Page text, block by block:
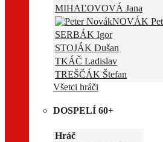
MIHAĽOVOVÁ Jana
NOVÁK
SERBÁK Igor
STOJÁK Dušan
TKÁČ Ladislav
TREŠČÁK Štefan
Všetci hráči
DOSPELÍ 60+
Hráč